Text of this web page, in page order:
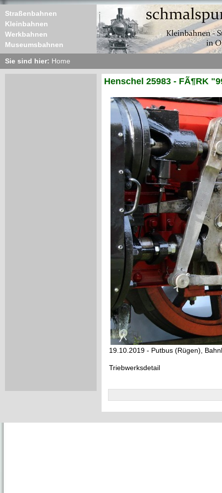
Straßenbahnen
Kleinbahnen
Werkbahnen
Museumsbahnen
Sie sind hier: Home
Henschel 25983 - FÃ¶RK
19.10.2019 - Putbus (Rügen),
Triebwerksdetail